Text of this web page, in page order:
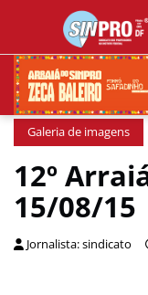
Galeria de imagens
12º
15/08/15
Jornalista: sindicato